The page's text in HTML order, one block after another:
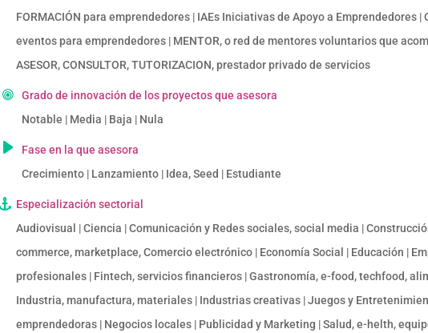
FORMACIÓN para emprendedores | IAEs Iniciativas de Apoyo a Emprendedores |
eventos para emprendedores | MENTOR, o red de mentores voluntarios que
ASESOR, CONSULTOR, TUTORIZACION, prestador privado de servicios
Grado de innovación de los proyectos que asesora
Notable | Media | Baja | Nula
Fase en la que asesora
Crecimiento | Lanzamiento | Idea, Seed | Estudiante
Especialización sectorial
Audiovisual | Ciencia | Comunicación y Redes sociales, social media |
commerce, marketplace, Comercio electrónico | Economía Social | Educación |
profesionales | Fintech, servicios financieros | Gastronomía, e-food, techfood,
Industria, manufactura, materiales | Industrias creativas | Juegos y
emprendedoras | Negocios locales | Publicidad y Marketing | Salud, e-helth,